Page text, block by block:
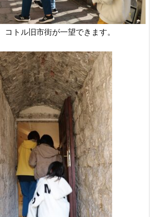
コトル旧市街が一望できます。